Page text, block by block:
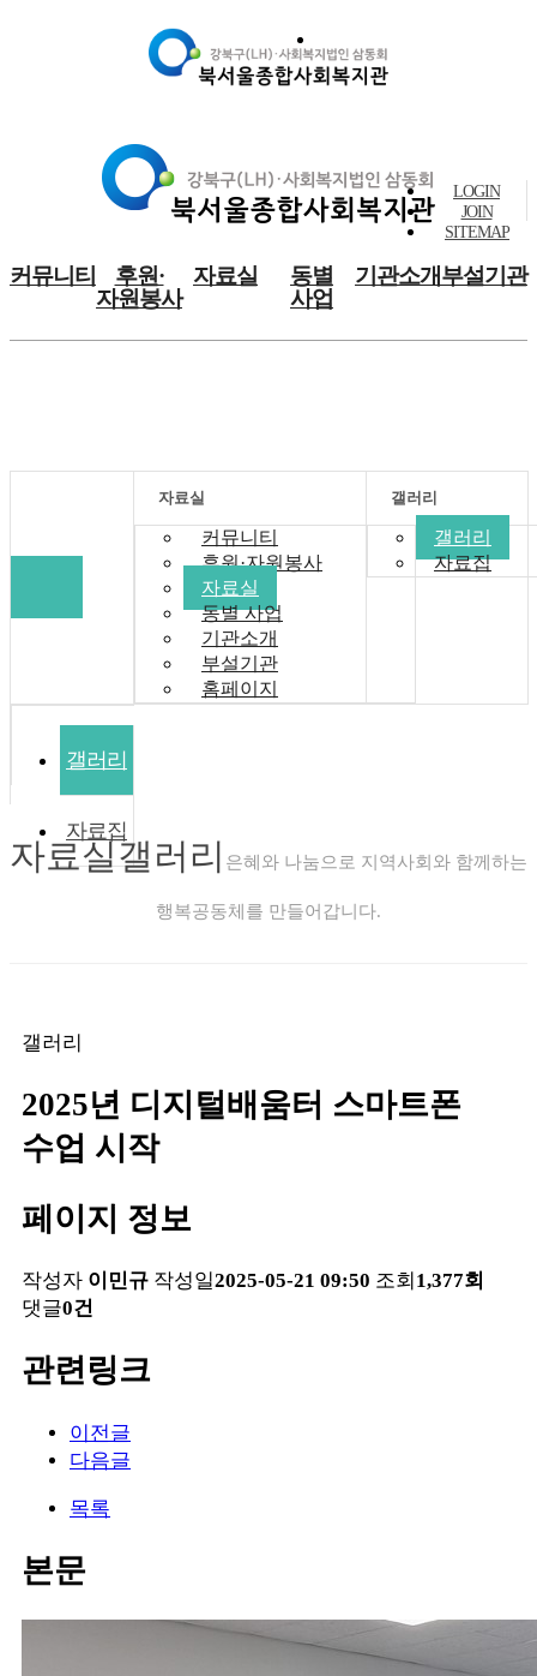
LOGIN
JOIN
SITEMAP
커뮤니티
후원·
자원봉사
자료실
동별
사업
기관소개부설기관
자료실
커뮤니티
후원·자원봉사
자료실
동별 사업
기관소개
부설기관
홈페이지
갤러리
갤러리
자료집
갤러리
자료집
자료실갤러리 은혜와 나눔으로 지역사회와 함께하는
행복공동체를 만들어갑니다.
갤러리
2025년 디지털배움터 스마트폰
수업 시작
페이지 정보
작성자 이민규 작성일2025-05-21 09:50 조회 1,377회
댓글0건
관련링크
이전글
다음글
목록
본문